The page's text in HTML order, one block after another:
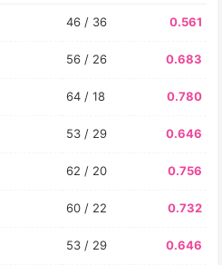
46 / 36 0.561
56 / 26 0.683
64 / 18 0.780
53 / 29 0.646
62 / 20 0.756
60 / 22 0.732
53 / 29 0.646